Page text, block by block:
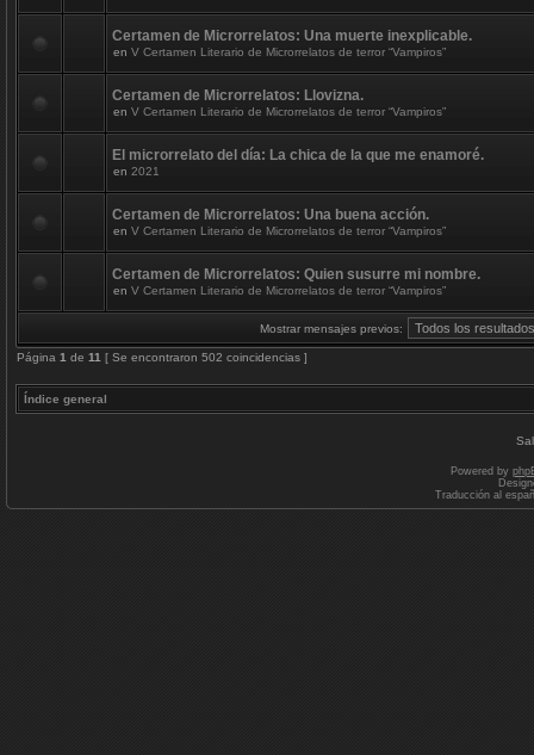
Certamen de Microrrelatos: Una muerte inexplicable.
en V Certamen Literario de Microrrelatos de terror “Vampiros”
Certamen de Microrrelatos: Llovizna.
en V Certamen Literario de Microrrelatos de terror “Vampiros”
El microrrelato del día: La chica de la que me enamoré.
en 2021
Certamen de Microrrelatos: Una buena acción.
en V Certamen Literario de Microrrelatos de terror “Vampiros”
Certamen de Microrrelatos: Quien susurre mi nombre.
en V Certamen Literario de Microrrelatos de terror “Vampiros”
Mostrar mensajes previos:
Página 1 de 11 [ Se encontraron 502 coincidencias ]
Índice general
Powered by
Traducción al